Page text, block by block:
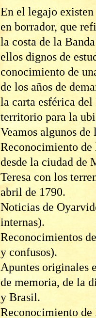
En el legajo
en borrador, que
la costa de la
ellos dignos de
conocimiento de
de los años de
la carta esférica
territorio para la
Veamos algunos de
Reconocimiento
desde la ciudad de
Teresa con los
abril de 1790.
Noticias de
internas).
Reconocimientos
y confusos).
Apuntes originales
de memoria, de la
y Brasil.
Reconocimiento